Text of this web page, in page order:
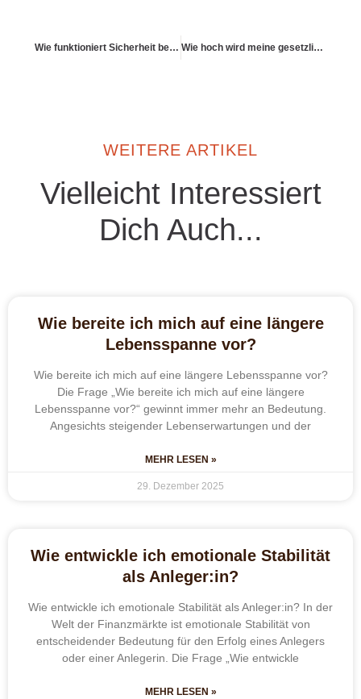
Wie funktioniert Sicherheit bei digitalen Investments? Wie hoch wird meine gesetzliche Rente voraussichtlich ausfallen?
WEITERE ARTIKEL
Vielleicht Interessiert
Dich Auch...
Wie bereite ich mich auf eine längere
Lebensspanne vor?
Wie bereite ich mich auf eine längere Lebensspanne vor?
Die Frage „Wie bereite ich mich auf eine längere
Lebensspanne vor?“ gewinnt immer mehr an Bedeutung.
Angesichts steigender Lebenserwartungen und der
MEHR LESEN »
29. Dezember 2025
Wie entwickle ich emotionale Stabilität
als Anleger:in?
Wie entwickle ich emotionale Stabilität als Anleger:in? In der
Welt der Finanzmärkte ist emotionale Stabilität von
entscheidender Bedeutung für den Erfolg eines Anlegers
oder einer Anlegerin. Die Frage „Wie entwickle
MEHR LESEN »